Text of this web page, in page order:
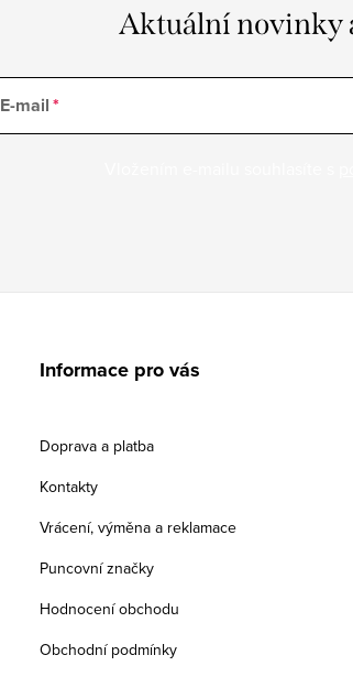
Aktuální novinky
E-mail
Informace pro vás
Doprava a platba
Kontakty
Vrácení, výměna a reklamace
Puncovní značky
Hodnocení obchodu
Obchodní podmínky